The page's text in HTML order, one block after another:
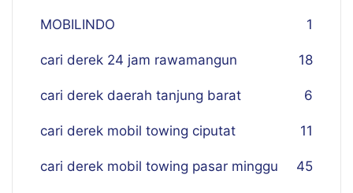
MOBILINDO 1
cari derek 24 jam rawamangun 18
cari derek daerah tanjung barat 6
cari derek mobil towing ciputat 11
cari derek mobil towing pasar minggu 45